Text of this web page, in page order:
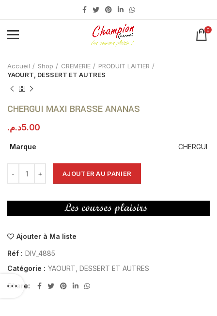
0
Accueil Shop CREMERIE
PRODUIT LAITIER
YAOURT, DESSERT ET AUTRES
CHERGUI MAXI BRASSE ANANAS
5.00د.م.
Marque CHERGUI
AJOUTER AU PANIER
Ajouter à Ma liste
Réf : DIV_4885
Catégorie : YAOURT, DESSERT ET AUTRES
Share